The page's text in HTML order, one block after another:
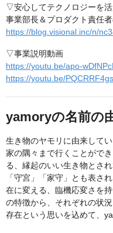
▽安心してテクノロジーを活
事業部長＆プロダクト責任
https://blog.visional.inc/n/
▽事業説明動画
https://youtu.be/apo-
https://youtu.be/
yamoryの名前の
生き物のヤモリに由来して
家の隅々まで行くことがで
る、縁起のいい生き物とさ
「守宮」「家守」とも表さ
在に変える、臨機応変さを
の特徴から、それぞれの状
存在という思いを込めて、